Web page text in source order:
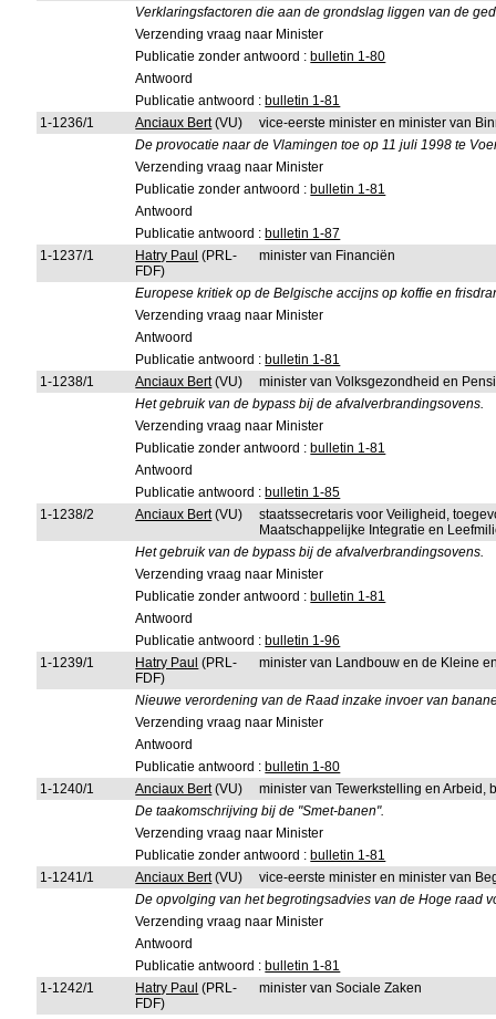
Verklaringsfactoren die aan de grondslag liggen van de
Verzending vraag naar Minister
Publicatie zonder antwoord : bulletin 1-80
Antwoord
Publicatie antwoord : bulletin 1-81
1-1236/1
Anciaux Bert(VU)
vice-eerste minister en minister van
De provocatie naar de Vlamingen toe op 11 juli 1998 te
Verzending vraag naar Minister
Publicatie zonder antwoord : bulletin 1-81
Antwoord
Publicatie antwoord : bulletin 1-87
1-1237/1
Hatry Paul (PRL-
FDF)
minister van Financiën
Europese kritiek op de Belgische accijns op koffie en
Verzending vraag naar Minister
Antwoord
Publicatie antwoord : bulletin 1-81
1-1238/1
Anciaux Bert(VU)
minister van Volksgezondheid en
Het gebruik van de bypass bij de afvalverbrandingsovens.
Verzending vraag naar Minister
Publicatie zonder antwoord : bulletin 1-81
Antwoord
Publicatie antwoord : bulletin 1-85
1-1238/2
Anciaux Bert(VU)
staatssecretaris voor Veiligheid,
Maatschappelijke Integratie en
Het gebruik van de bypass bij de afvalverbrandingsovens.
Verzending vraag naar Minister
Publicatie zonder antwoord : bulletin 1-81
Antwoord
Publicatie antwoord : bulletin 1-96
1-1239/1
Hatry Paul (PRL-
FDF)
minister van Landbouw en de Kleine
Nieuwe verordening van de Raad inzake invoer van
Verzending vraag naar Minister
Antwoord
Publicatie antwoord : bulletin 1-80
1-1240/1
Anciaux Bert(VU)
minister van Tewerkstelling en Arbeid,
De taakomschrijving bij de "Smet-banen".
Verzending vraag naar Minister
Publicatie zonder antwoord : bulletin 1-81
1-1241/1
Anciaux Bert(VU)
vice-eerste minister en minister van
De opvolging van het begrotingsadvies van de Hoge raad
Verzending vraag naar Minister
Antwoord
Publicatie antwoord : bulletin 1-81
1-1242/1
Hatry Paul (PRL-
FDF)
minister van Sociale Zaken